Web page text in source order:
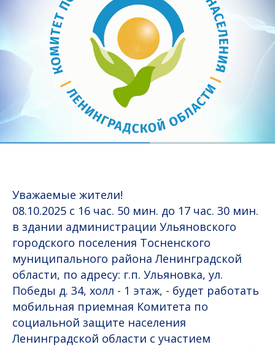
Уважаемые жители!
08.10.2025 с 16 час. 50 мин. до 17 час. 30 мин.
в здании администрации Ульяновского
городского поселения Тосненского
муниципального района Ленинградской
области, по адресу: г.п. Ульяновка, ул.
Победы д. 34, холл - 1 этаж, - будет работать
мобильная приемная Комитета по
социальной защите населения
Ленинградской области с участием